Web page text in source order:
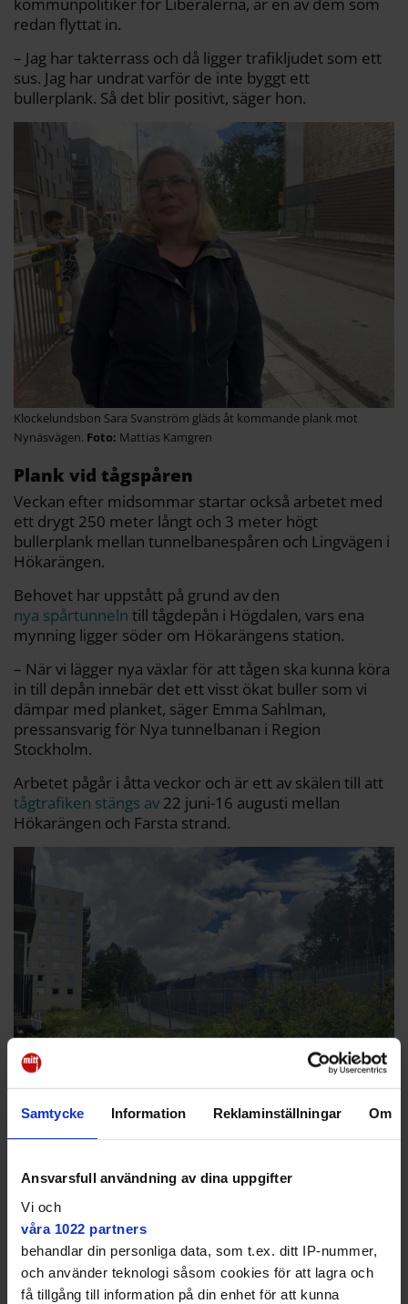
Samtycke Information Reklaminställningar Om
Ansvarsfull användning av dina uppgifter
Vi och
våra 1022 partners
behandlar din personliga data, som t.ex. ditt IP-nummer,
och använder teknologi såsom cookies för att lagra och
få tillgång till information på din enhet för att kunna
redan flyttat in.
– Jag har takterrass och då ligger trafikljudet som ett
sus. Jag har undrat varför de inte byggt ett
bullerplank. Så det blir positivt, säger hon.
Klockelundsbon Sara Svanström gläds åt kommande plank mot
Nynäsvägen.
Mattias Kamgren
Plank vid tågspåren
Veckan efter midsommar startar också arbetet med
ett drygt 250 meter långt och 3 meter högt
bullerplank mellan tunnelbanespåren och Lingvägen i
Hökarängen.
Behovet har uppstått på grund av den
nya spårtunneln till tågdepån i Högdalen, vars ena
mynning ligger söder om Hökarängens station.
– När vi lägger nya växlar för att tågen ska kunna köra
in till depån innebär det ett visst ökat buller som vi
dämpar med planket, säger Emma Sahlman,
pressansvarig för Nya tunnelbanan i Region
Stockholm.
Arbetet pågår i åtta veckor och är ett av skälen till att
tågtrafiken stängs av 22 juni-16 augusti mellan
Hökarängen och Farsta strand.
Boende på Lingvägen söder om Hökarängens station kan se fram
Tystare vid radhus
Det största plankprojektet i området pågår vid
Tyresövägen i Sköndal. Där byggs sex nya plank med
en total längd av drygt 1,3 kilometer. De ingår i
projektet med att
bygga om busshållplatserna